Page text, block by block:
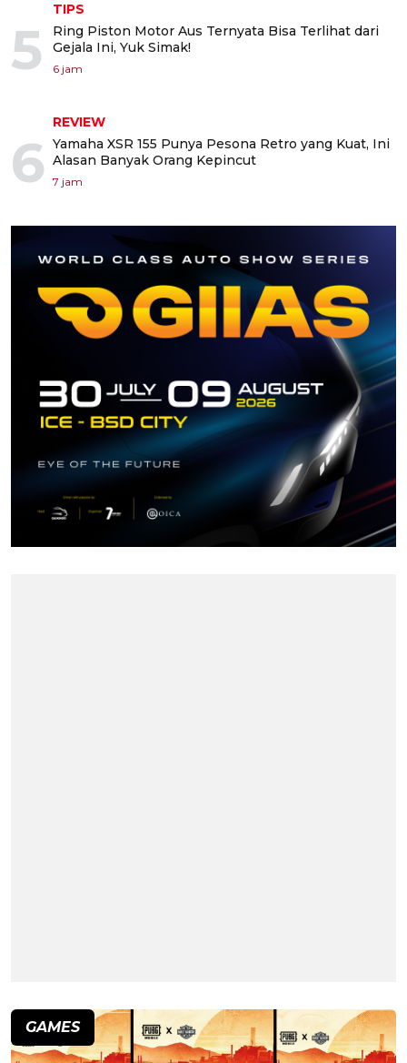
5
TIPS
Ring Piston Motor Aus Ternyata Bisa Terlihat dari
Gejala Ini, Yuk Simak!
6 jam
6
REVIEW
Yamaha XSR 155 Punya Pesona Retro yang Kuat, Ini
Alasan Banyak Orang Kepincut
7 jam
GAMES